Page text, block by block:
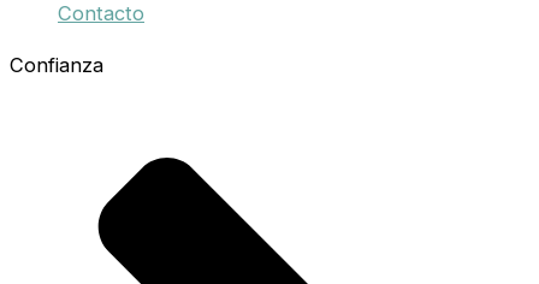
Contacto
Confianza